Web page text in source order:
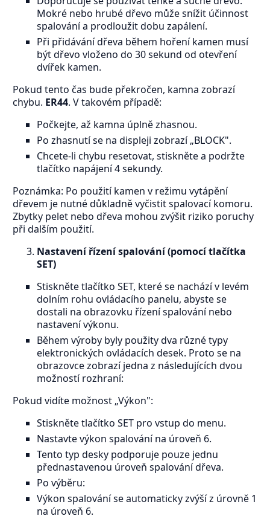
Mokré nebo hrubé dřevo může snížit účinnost
spalování a prodloužit dobu zapálení.
Při přidávání dřeva během hoření kamen musí
být dřevo vloženo do 30 sekund od otevření
dvířek kamen.
Pokud tento čas bude překročen, kamna zobrazí
chybu. ER44. V takovém případě:
Počkejte, až kamna úplně zhasnou.
Po zhasnutí se na displeji zobrazí „BLOCK".
Chcete-li chybu resetovat, stiskněte a podržte
tlačítko napájení 4 sekundy.
Poznámka: Po použití kamen v režimu vytápění
dřevem je nutné důkladně vyčistit spalovací komoru.
Zbytky pelet nebo dřeva mohou zvýšit riziko poruchy
při dalším použití.
Nastavení řízení spalování (pomocí tlačítka
SET)
Stiskněte tlačítko SET, které se nachází v levém
dolním rohu ovládacího panelu, abyste se
dostali na obrazovku řízení spalování nebo
nastavení výkonu.
Během výroby byly použity dva různé typy
elektronických ovládacích desek. Proto se na
obrazovce zobrazí jedna z následujících dvou
možností rozhraní:
Pokud vidíte možnost „Výkon":
Stiskněte tlačítko SET pro vstup do menu.
Nastavte výkon spalování na úroveň 6.
Tento typ desky podporuje pouze jednu
přednastavenou úroveň spalování dřeva.
Po výběru:
Výkon spalování se automaticky zvýší z úrovně 1
na úroveň 6.